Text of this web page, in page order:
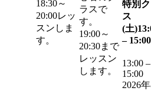
18:30～
20:00レッ
スンしま
す。
ラスで
す。
19:00～
20:30まで
レッスン
します。
特別
ス
(土)
– 15:00
13:00 –
15:00
2026